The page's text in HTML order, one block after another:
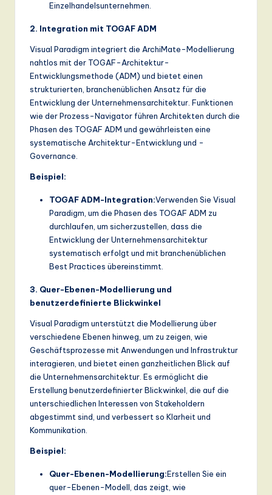
Einzelhandelsunternehmen.
2. Integration mit TOGAF ADM
Visual Paradigm integriert die ArchiMate-Modellierung
nahtlos mit der TOGAF-Architektur-
Entwicklungsmethode (ADM) und bietet einen
strukturierten, branchenüblichen Ansatz für die
Entwicklung der Unternehmensarchitektur. Funktionen
wie der Prozess-Navigator führen Architekten durch die
Phasen des TOGAF ADM und gewährleisten eine
systematische Architektur-Entwicklung und -
Governance.
Beispiel:
TOGAF ADM-Integration:Verwenden Sie Visual
Paradigm, um die Phasen des TOGAF ADM zu
durchlaufen, um sicherzustellen, dass die
Entwicklung der Unternehmensarchitektur
systematisch erfolgt und mit branchenüblichen
Best Practices übereinstimmt.
3. Quer-Ebenen-Modellierung und
benutzerdefinierte Blickwinkel
Visual Paradigm unterstützt die Modellierung über
verschiedene Ebenen hinweg, um zu zeigen, wie
Geschäftsprozesse mit Anwendungen und Infrastruktur
interagieren, und bietet einen ganzheitlichen Blick auf
die Unternehmensarchitektur. Es ermöglicht die
Erstellung benutzerdefinierter Blickwinkel, die auf die
unterschiedlichen Interessen von Stakeholdern
abgestimmt sind, und verbessert so Klarheit und
Kommunikation.
Beispiel:
Quer-Ebenen-Modellierung:Erstellen Sie ein
quer-Ebenen-Modell, das zeigt, wie